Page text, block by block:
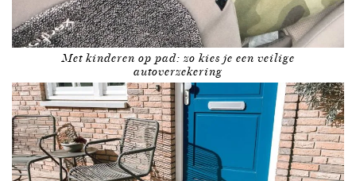
Met kinderen op pad: zo kies je een veilige
autoverzekering